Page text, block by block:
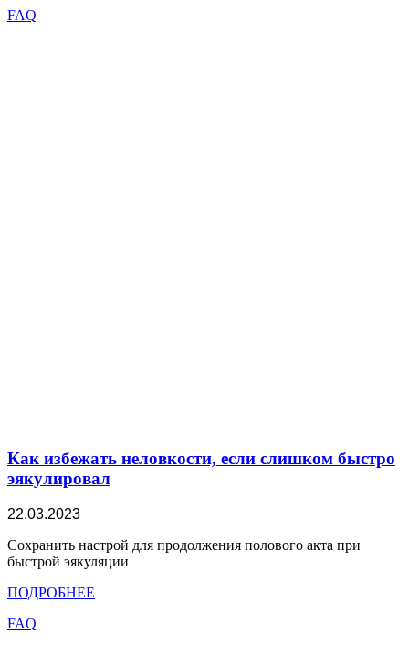
FAQ
Как избежать неловкости, если слишком быстро
эякулировал
22.03.2023
Сохранить настрой для продолжения полового акта при
быстрой эякуляции
ПОДРОБНЕЕ
FAQ